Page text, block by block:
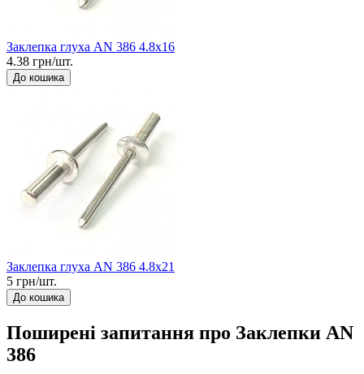
Заклепка глуха AN 386 4.8x16
4.38 грн/шт.
До кошика
Заклепка глуха AN 386 4.8x21
5 грн/шт.
До кошика
Поширені запитання про Заклепки AN
386